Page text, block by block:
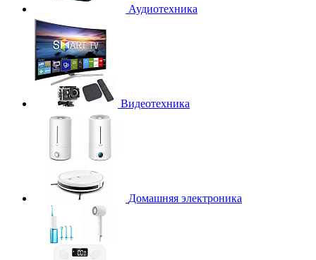
Аудиотехника
Видеотехника
Домашняя электроника